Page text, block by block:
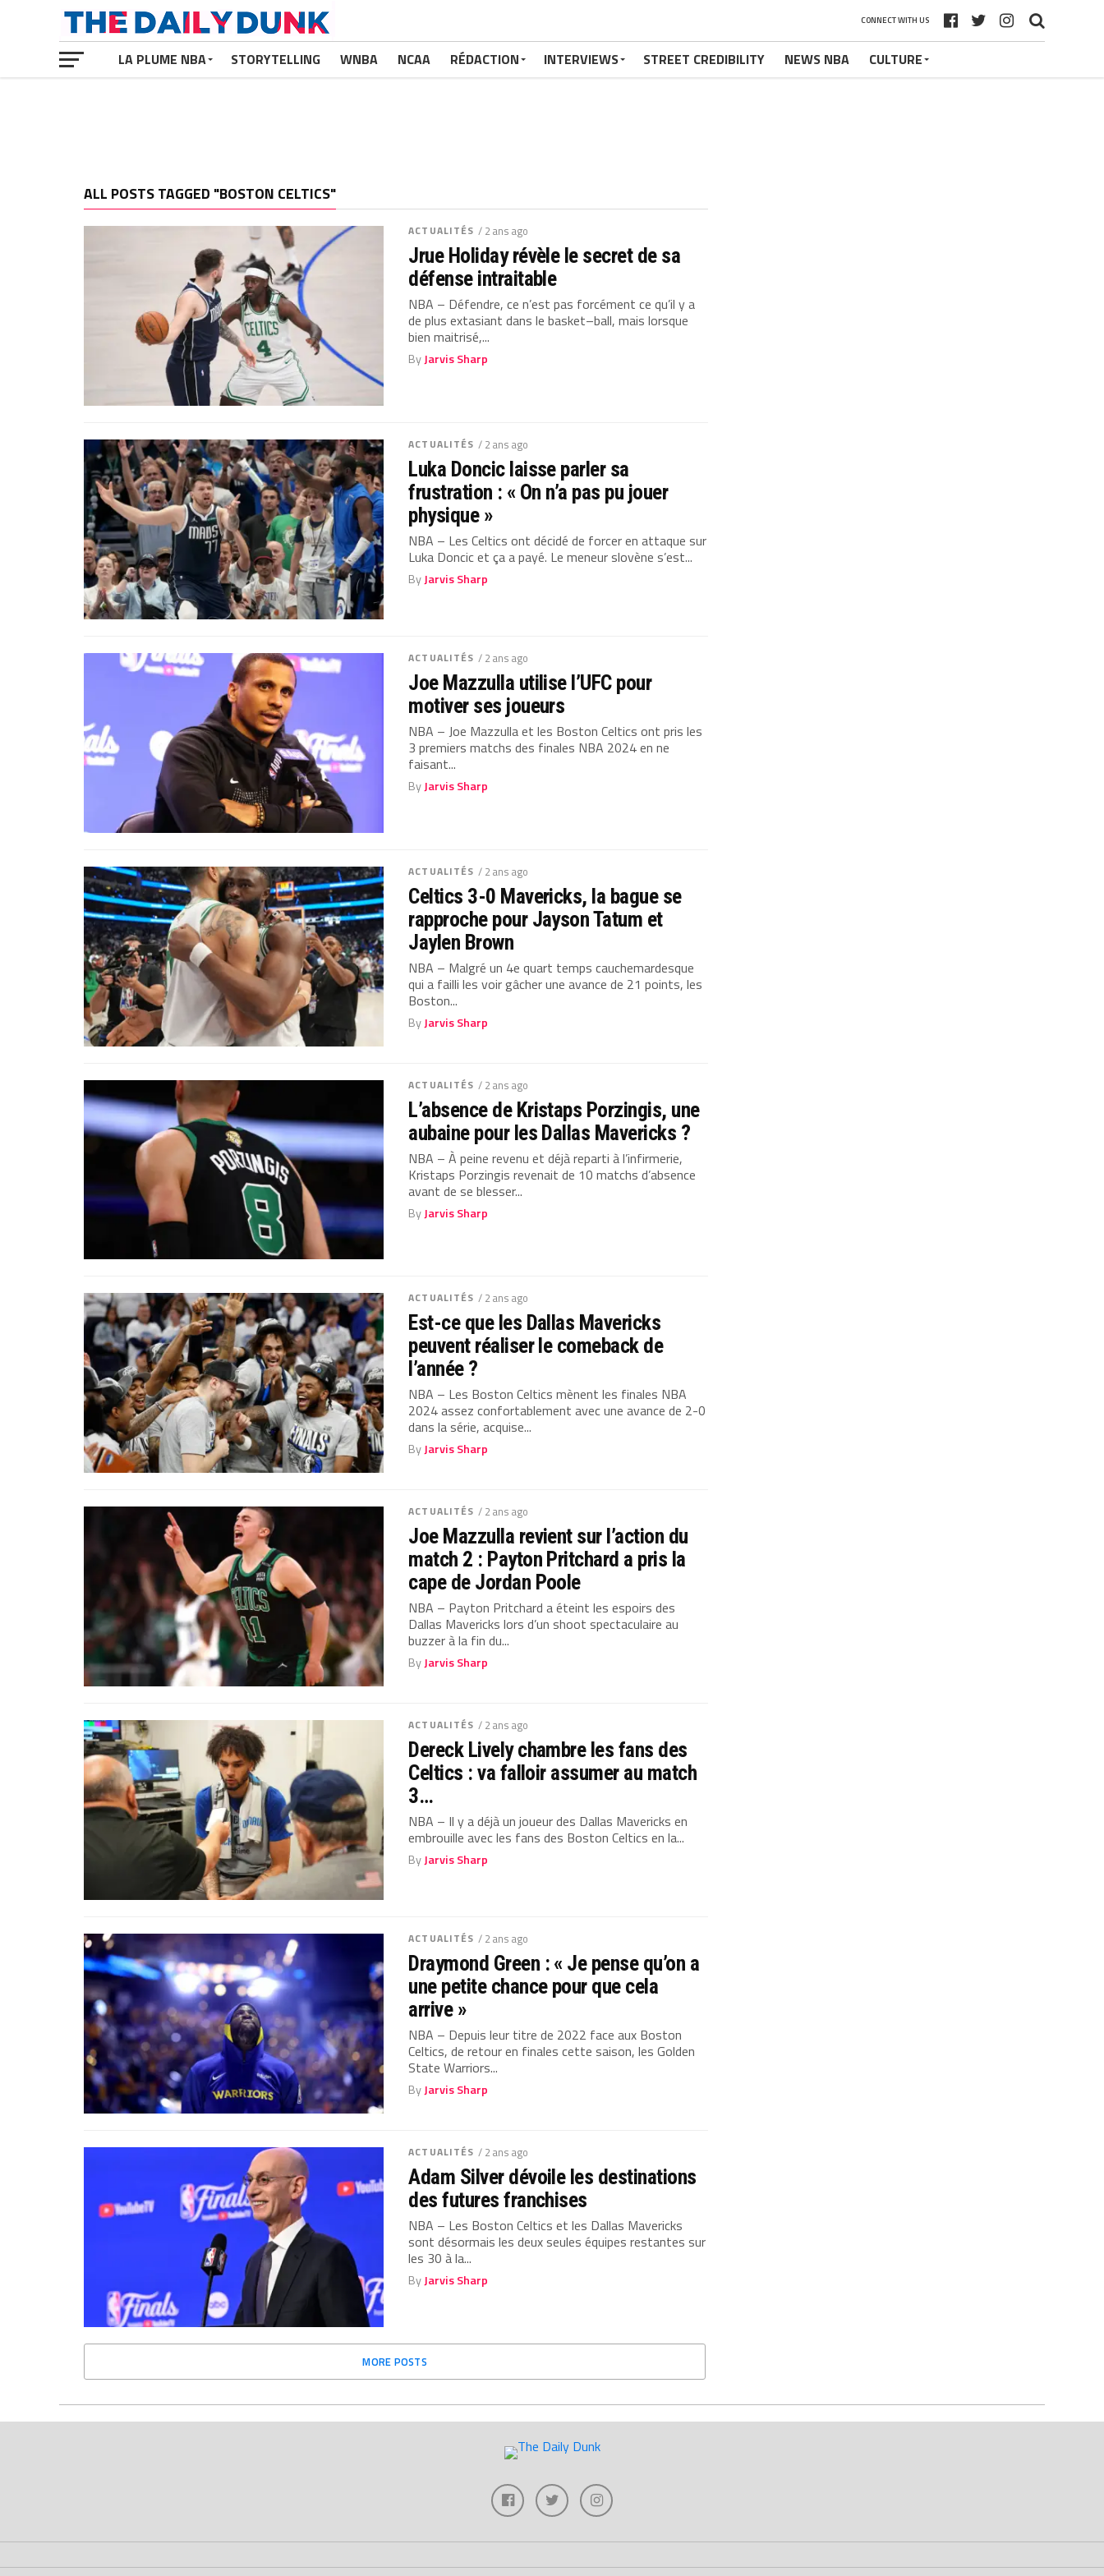
CONNECT WITH US
LA PLUME NBA STORYTELLING WNBA NCAA RÉDACTION INTERVIEWS STREET CREDIBILITY NEWS NBA CULTURE
ALL POSTS TAGGED "BOSTON CELTICS"
ACTUALITÉS / 2 ans ago
Jrue Holiday révèle le secret de sa
défense intraitable
NBA – Défendre, ce n’est pas forcément ce qu’il y a
de plus extasiant dans le basket–ball, mais lorsque
bien maitrisé,...
ByJarvis Sharp
ACTUALITÉS / 2 ans ago
Luka Doncic laisse parler sa
frustration : « On n’a pas pu jouer
physique »
NBA – Les Celtics ont décidé de forcer en attaque sur
Luka Doncic et ça a payé. Le meneur slovène s’est...
ByJarvis Sharp
ACTUALITÉS / 2 ans ago
Joe Mazzulla utilise l’UFC pour
motiver ses joueurs
NBA – Joe Mazzulla et les Boston Celtics ont pris les
3 premiers matchs des finales NBA 2024 en ne
faisant...
ByJarvis Sharp
ACTUALITÉS / 2 ans ago
Celtics 3-0 Mavericks, la bague se
rapproche pour Jayson Tatum et
Jaylen Brown
NBA – Malgré un 4e quart temps cauchemardesque
qui a failli les voir gâcher une avance de 21 points, les
Boston...
ByJarvis Sharp
ACTUALITÉS / 2 ans ago
L’absence de Kristaps Porzingis, une
aubaine pour les Dallas Mavericks ?
NBA – À peine revenu et déjà reparti à l’infirmerie,
Kristaps Porzingis revenait de 10 matchs d’absence
avant de se blesser...
ByJarvis Sharp
ACTUALITÉS / 2 ans ago
Est-ce que les Dallas Mavericks
peuvent réaliser le comeback de
l’année ?
NBA – Les Boston Celtics mènent les finales NBA
2024 assez confortablement avec une avance de 2-0
dans la série, acquise...
ByJarvis Sharp
ACTUALITÉS / 2 ans ago
Joe Mazzulla revient sur l’action du
match 2 : Payton Pritchard a pris la
cape de Jordan Poole
NBA – Payton Pritchard a éteint les espoirs des
Dallas Mavericks lors d’un shoot spectaculaire au
buzzer à la fin du...
ByJarvis Sharp
ACTUALITÉS / 2 ans ago
Dereck Lively chambre les fans des
Celtics : va falloir assumer au match
3…
NBA – Il y a déjà un joueur des Dallas Mavericks en
embrouille avec les fans des Boston Celtics en la...
ByJarvis Sharp
ACTUALITÉS / 2 ans ago
Draymond Green : « Je pense qu’on a
une petite chance pour que cela
arrive »
NBA – Depuis leur titre de 2022 face aux Boston
Celtics, de retour en finales cette saison, les Golden
State Warriors...
ByJarvis Sharp
ACTUALITÉS / 2 ans ago
Adam Silver dévoile les destinations
des futures franchises
NBA – Les Boston Celtics et les Dallas Mavericks
sont désormais les deux seules équipes restantes sur
les 30 à la...
ByJarvis Sharp
MORE POSTS